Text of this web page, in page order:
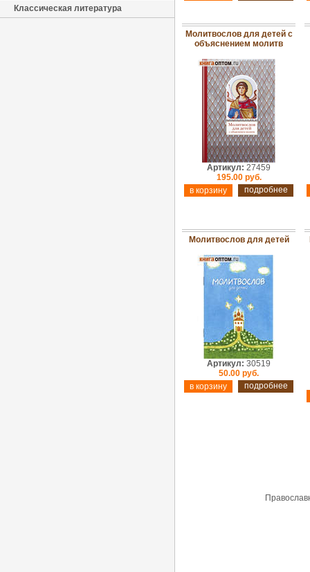
Классическая литература
Молитвослов для детей с
объяснением молитв
Артикул: 27459
195.00 руб.
подробнее
Молитвослов для детей
Артикул: 30519
50.00 руб.
подробнее